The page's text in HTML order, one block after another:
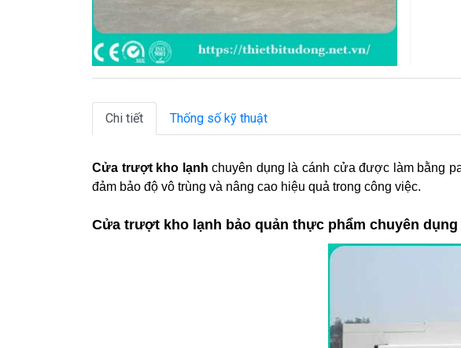
Chi tiết Thống số kỹ thuật
Cửa trượt kho lạnh chuyên dụng là cánh cửa được làm bằng
đảm bảo độ vô trùng và nâng cao hiệu quả trong công việc.
Cửa trượt kho lạnh bảo quản thực phẩm chuyên dụng